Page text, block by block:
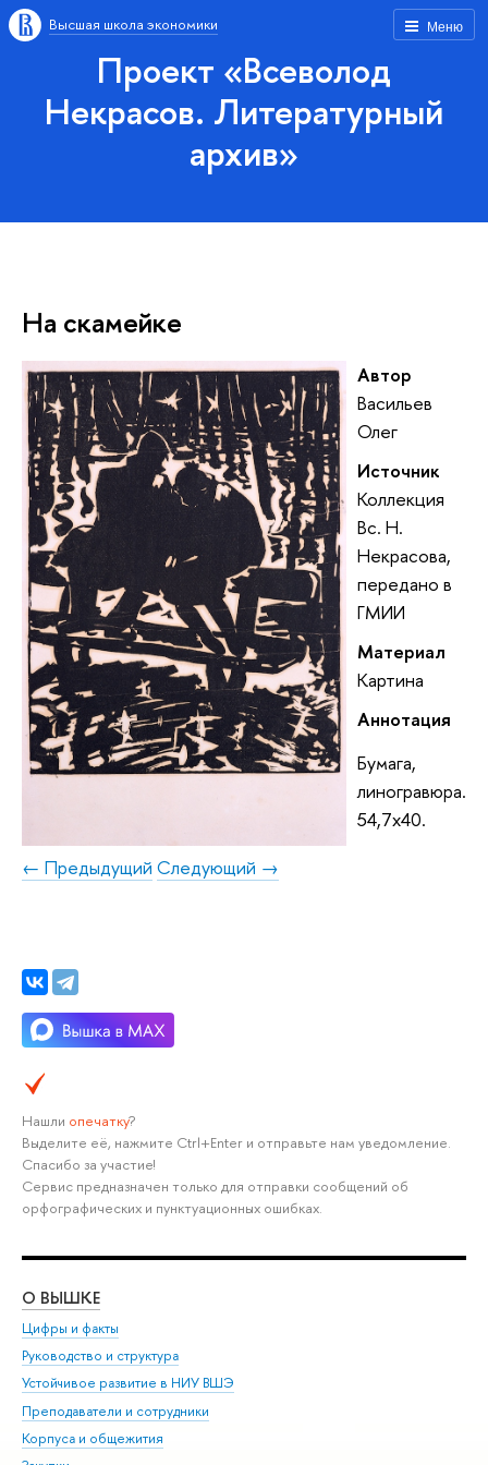
Меню
Высшая школа экономики
Проект «Всеволод
Некрасов. Литературный
архив»
На скамейке
Автор
Васильев
Олег
Источник
Коллекция
Вс. Н.
Некрасова,
передано в
ГМИИ
Материал
Картина
Аннотация
Бумага,
линогравюра.
54,7х40.
← Предыдущий Следующий →
Нашли опечатку?
Выделите её, нажмите Ctrl+Enter и отправьте нам уведомление.
Спасибо за участие!
Сервис предназначен только для отправки сообщений об
орфографических и пунктуационных ошибках.
О ВЫШКЕ
Цифры и факты
Руководство и структура
Устойчивое развитие в НИУ ВШЭ
Преподаватели и сотрудники
Корпуса и общежития